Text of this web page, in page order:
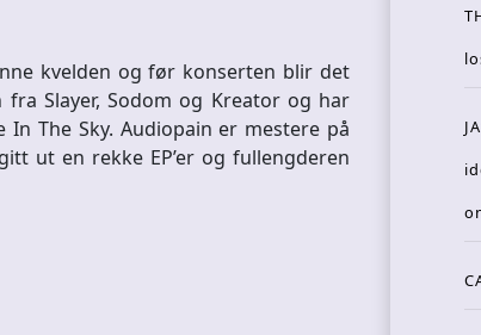
kvelden og før konserten blir det
Slayer, Sodom og Kreator og har
The Sky. Audiopain er mestere på
ut en rekke EP’er og fullengderen